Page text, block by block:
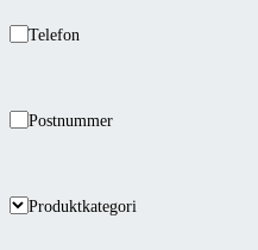
Telefon
Postnummer
Produktkategori